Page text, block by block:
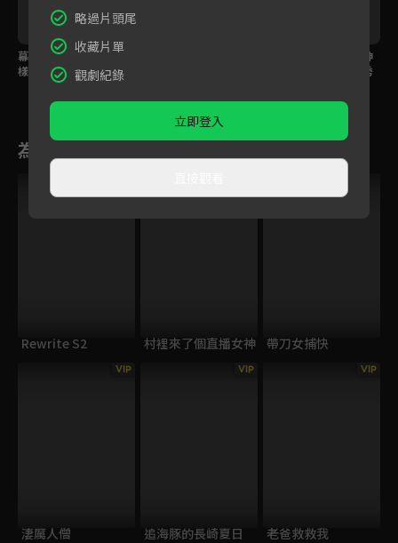
幕後花絮：棚拍美照這
樣出生！排舞練習根本
喜劇現場
幕後花絮：宅男與女神
的房間大公開！禮豐秀
為您推薦
Rewrite S2 村裡來了個直播女神 帶刀女捕快
VIP
淒厲人僧
VIP
追海豚的長崎夏日
VIP
老爸救救我
略過片頭尾
收藏片單
觀劇紀錄
立即登入